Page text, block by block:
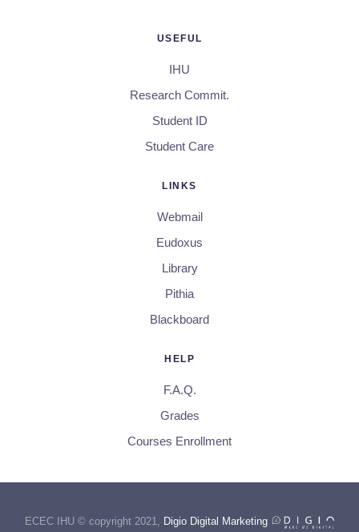
USEFUL
IHU
Research Commit.
Student ID
Student Care
LINKS
Webmail
Eudoxus
Library
Pithia
Blackboard
HELP
F.A.Q.
Grades
Courses Enrollment
ECEC IHU © copyright 2021, Digio Digital Marketing